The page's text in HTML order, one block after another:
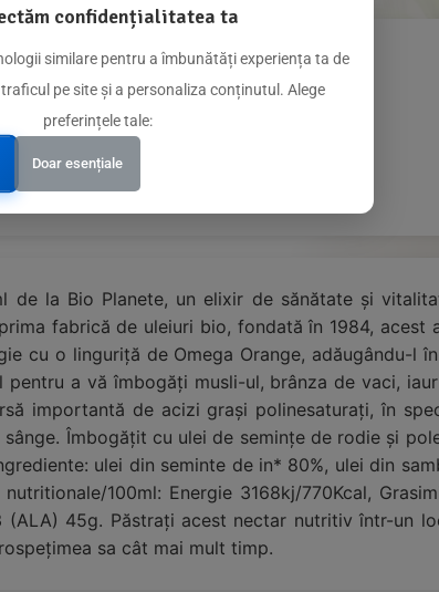
de la Bio Planete, un elixir de sănătate și
fabrică de uleiuri bio, fondată în 1984, acest
cu o linguriță de Omega Orange, adăugându-l
a vă îmbogăți musli-ul, brânza de vaci,
importantă de acizi grași polinesaturați, în
Îmbogățit cu ulei de semințe de rodie și
ulei din seminte de in* 80%, ulei din
100ml: Energie 3168kj/770Kcal,
(ALA) 45g. Păstrați acest nectar nutritiv într-un
sa cât mai mult timp.
confidențialitatea ta
similare pentru a îmbunătăți experiența ta de
pe site și a personaliza conținutul. Alege
preferințele tale:
Doar esențiale